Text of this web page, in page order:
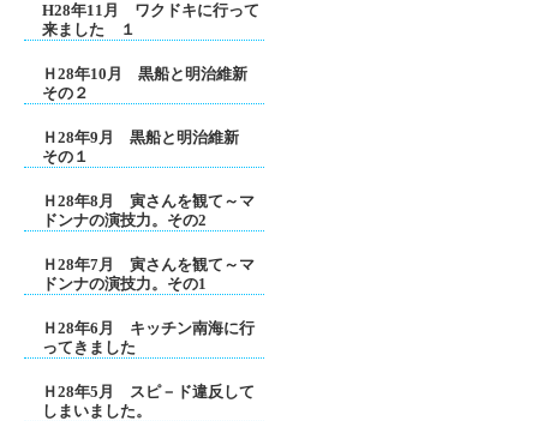
H28年11月 ワクドキに行って
来ました １
Ｈ28年10月 黒船と明治維新
その２
Ｈ28年9月 黒船と明治維新
その１
Ｈ28年8月 寅さんを観て～マ
ドンナの演技力。その2
Ｈ28年7月 寅さんを観て～マ
ドンナの演技力。その1
Ｈ28年6月 キッチン南海に行
ってきました
Ｈ28年5月 スピ－ド違反して
しまいました。